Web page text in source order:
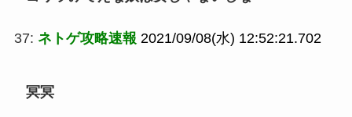
37: ネトゲ攻略速報 2021/09/08(水) 12:52:21.702
冥冥